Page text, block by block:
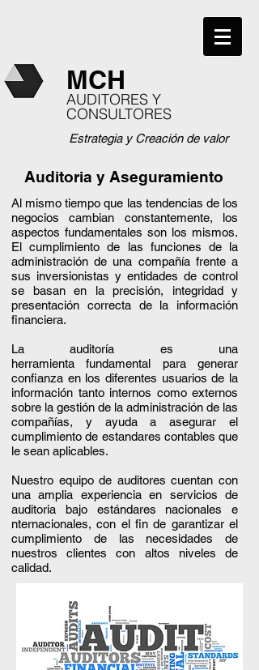
MCH
AUDITORES Y
CONSULTORES
Estrategia y Creación de valor
Auditoria y Aseguramiento
Al mismo tiempo que las tendencias de los
negocios cambian constantemente, los
aspectos fundamentales son los mismos.
El cumplimiento de las funciones de la
administración de una compañía frente a
sus inversionistas y entidades de control
se basan en la precisión, integridad y
presentación correcta de la información
financiera.
La auditoría es una
herramienta fundamental para generar
confianza en los diferentes usuarios de la
información tanto internos como externos
sobre la gestión de la administración de las
compañías, y ayuda a asegurar el
cumplimiento de estandares contables que
le sean aplicables.
Nuestro equipo de auditores cuentan con
una amplia experiencia en servicios de
auditoria bajo estándares nacionales e
nternacionales, con el fin de garantizar el
cumplimiento de las necesidades de
nuestros clientes con altos niveles de
calidad.